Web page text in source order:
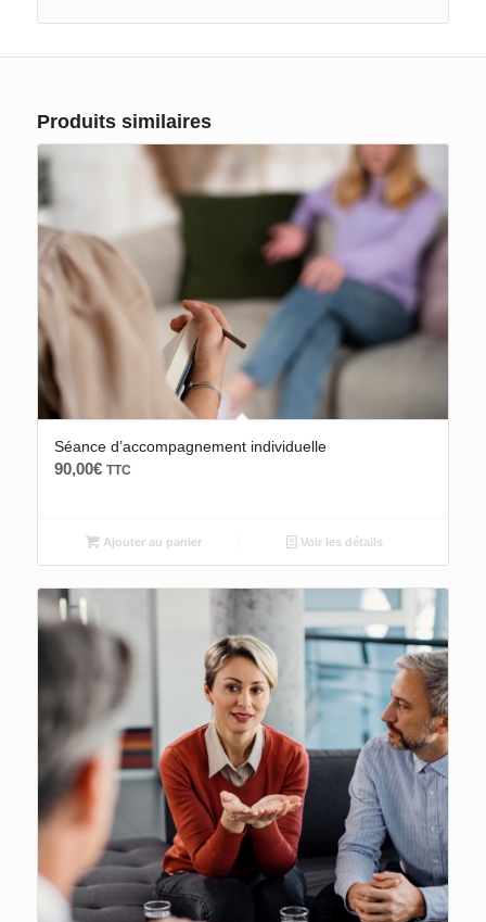
Produits similaires
Séance d’accompagnement individuelle
90,00€ TTC
Ajouter au panier Voir les détails